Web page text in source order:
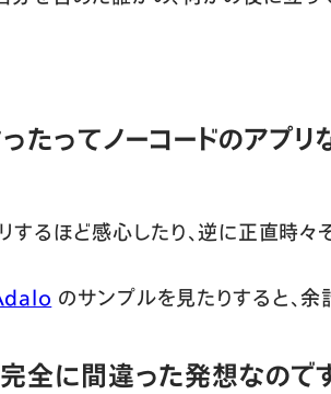
たってノーコードのアプ
するほど感心したり、逆に正直時々
のサンプルを見たりすると、余
全に間違った発想なので